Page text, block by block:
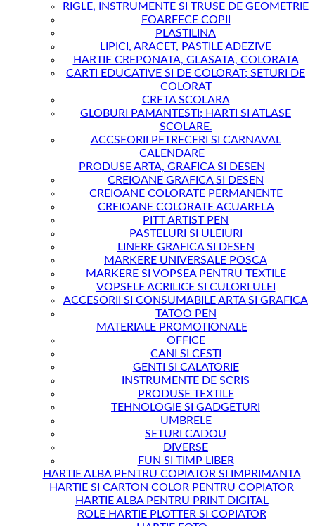
RIGLE, INSTRUMENTE SI TRUSE DE GEOMETRIE
FOARFECE COPII
PLASTILINA
LIPICI, ARACET, PASTILE ADEZIVE
HARTIE CREPONATA, GLASATA, COLORATA
CARTI EDUCATIVE SI DE COLORAT; SETURI DE
COLORAT
CRETA SCOLARA
GLOBURI PAMANTESTI; HARTI SI ATLASE
SCOLARE.
ACCSEORII PETRECERI SI CARNAVAL
CALENDARE
PRODUSE ARTA, GRAFICA SI DESEN
CREIOANE GRAFICA SI DESEN
CREIOANE COLORATE PERMANENTE
CREIOANE COLORATE ACUARELA
PITT ARTIST PEN
PASTELURI SI ULEIURI
LINERE GRAFICA SI DESEN
MARKERE UNIVERSALE POSCA
MARKERE SI VOPSEA PENTRU TEXTILE
VOPSELE ACRILICE SI CULORI ULEI
ACCESORII SI CONSUMABILE ARTA SI GRAFICA
TATOO PEN
MATERIALE PROMOTIONALE
OFFICE
CANI SI CESTI
GENTI SI CALATORIE
INSTRUMENTE DE SCRIS
PRODUSE TEXTILE
TEHNOLOGIE SI GADGETURI
UMBRELE
SETURI CADOU
DIVERSE
FUN SI TIMP LIBER
HARTIE ALBA PENTRU COPIATOR SI IMPRIMANTA
HARTIE SI CARTON COLOR PENTRU COPIATOR
HARTIE ALBA PENTRU PRINT DIGITAL
ROLE HARTIE PLOTTER SI COPIATOR